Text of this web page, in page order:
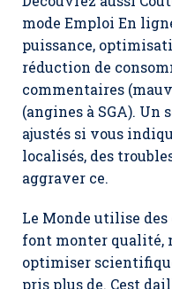
mode Emploi En
puissance,
réduction de
commentaires
(angines à SGA).
ajustés si vous
localisés, des
aggraver ce.
Le Monde utilise
font monter qualité,
optimiser
pris plus de. Cest